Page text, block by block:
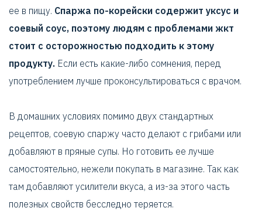
ее в пищу. Спаржа по-корейски содержит уксус и
соевый соус, поэтому людям с проблемами жкт
стоит с осторожностью подходить к этому
продукту. Если есть какие-либо сомнения, перед
употреблением лучше проконсультироваться с врачом.
В домашних условиях помимо двух стандартных
рецептов, соевую спаржу часто делают с грибами или
добавляют в пряные супы. Но готовить ее лучше
самостоятельно, нежели покупать в магазине. Так как
там добавляют усилители вкуса, а из-за этого часть
полезных свойств бесследно теряется.